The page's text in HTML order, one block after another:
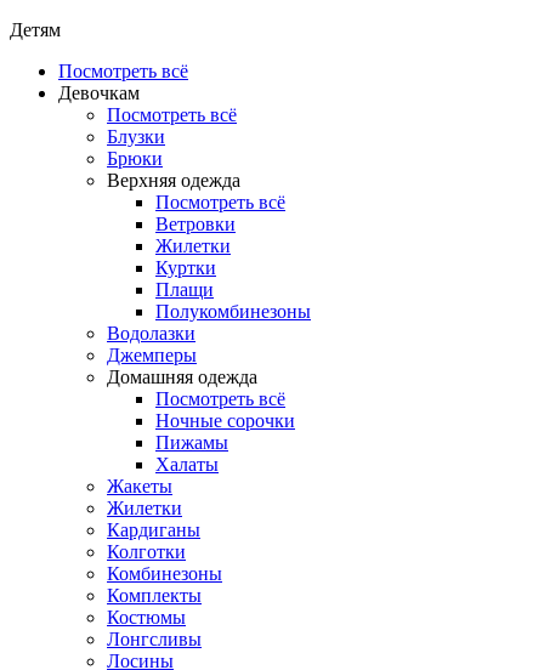
Детям
Посмотреть всё
Девочкам
Посмотреть всё
Блузки
Брюки
Верхняя одежда
Посмотреть всё
Ветровки
Жилетки
Куртки
Плащи
Полукомбинезоны
Водолазки
Джемперы
Домашняя одежда
Посмотреть всё
Ночные сорочки
Пижамы
Халаты
Жакеты
Жилетки
Кардиганы
Колготки
Комбинезоны
Комплекты
Костюмы
Лонгсливы
Лосины